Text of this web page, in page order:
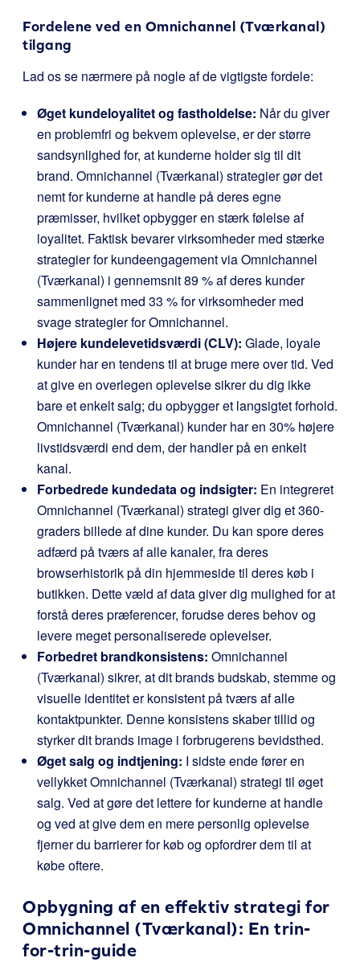
Fordelene ved en Omnichannel (Tværkanal)
tilgang
Lad os se nærmere på nogle af de vigtigste fordele:
Øget kundeloyalitet og fastholdelse: Når du giver
en problemfri og bekvem oplevelse, er der større
sandsynlighed for, at kunderne holder sig til dit
brand. Omnichannel (Tværkanal) strategier gør det
nemt for kunderne at handle på deres egne
præmisser, hvilket opbygger en stærk følelse af
loyalitet. Faktisk bevarer virksomheder med stærke
strategier for kundeengagement via Omnichannel
(Tværkanal) i gennemsnit 89 % af deres kunder
sammenlignet med 33 % for virksomheder med
svage strategier for Omnichannel.
Højere kundelevetidsværdi (CLV): Glade, loyale
kunder har en tendens til at bruge mere over tid. Ved
at give en overlegen oplevelse sikrer du dig ikke
bare et enkelt salg; du opbygger et langsigtet forhold.
Omnichannel (Tværkanal) kunder har en 30% højere
livstidsværdi end dem, der handler på en enkelt
kanal.
Forbedrede kundedata og indsigter: En integreret
Omnichannel (Tværkanal) strategi giver dig et 360-
graders billede af dine kunder. Du kan spore deres
adfærd på tværs af alle kanaler, fra deres
browserhistorik på din hjemmeside til deres køb i
butikken. Dette væld af data giver dig mulighed for at
forstå deres præferencer, forudse deres behov og
levere meget personaliserede oplevelser.
Forbedret brandkonsistens: Omnichannel
(Tværkanal) sikrer, at dit brands budskab, stemme og
visuelle identitet er konsistent på tværs af alle
kontaktpunkter. Denne konsistens skaber tillid og
styrker dit brands image i forbrugerens bevidsthed.
Øget salg og indtjening: I sidste ende fører en
vellykket Omnichannel (Tværkanal) strategi til øget
salg. Ved at gøre det lettere for kunderne at handle
og ved at give dem en mere personlig oplevelse
fjerner du barrierer for køb og opfordrer dem til at
købe oftere.
Opbygning af en effektiv strategi for
Omnichannel (Tværkanal): En trin-
for-trin-guide